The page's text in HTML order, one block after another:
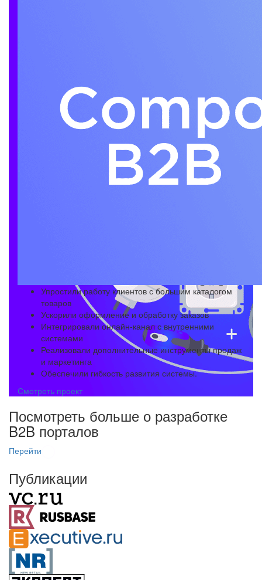
Упростили работу клиентов с большим каталогом
товаров
Ускорили оформление и обработку заказов
Интегрировали онлайн-канал с внутренними
системами
Реализовали дополнительные инструменты продаж
и маркетинга
Обеспечили гибкость развития системы.
Смотреть проект
Посмотреть больше о разработке
B2B порталов
Перейти
Публикации